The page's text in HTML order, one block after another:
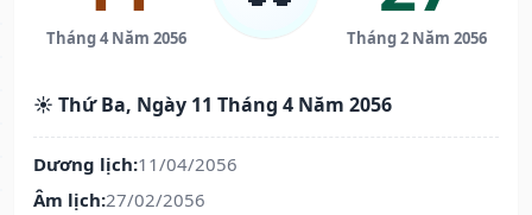
Tháng 4 Năm 2056 Tháng 2 Năm 2056
☀️ Thứ Ba, Ngày 11 Tháng 4 Năm 2056
Dương lịch:11/04/2056
Âm lịch:27/02/2056